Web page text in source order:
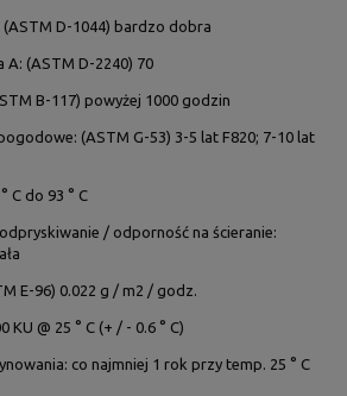
(ASTM D-1044) bardzo dobra
A: (ASTM D-2240) 70
B-117) powyżej 1000 godzin
(ASTM G-53) 3-5 lat F820; 7-10 lat
C do 93 ° C
/ odporność na ścieranie:
E-96) 0.022 g / m2 / godz.
KU @ 25 ° C (+ / - 0.6 ° C)
co najmniej 1 rok przy temp. 25 ° C